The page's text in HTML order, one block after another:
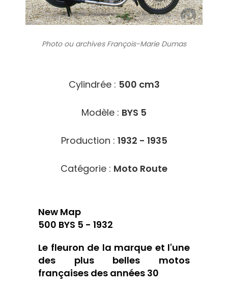
Photo ou archivesFrançois-Marie Dumas
Cylindrée : 500 cm3
Modèle : BYS 5
Production : 1932 - 1935
Catégorie : Moto Route
New Map
500 BYS 5 - 1932
Le fleuron de la marque et l'une
des plus belles motos
françaises des années 30